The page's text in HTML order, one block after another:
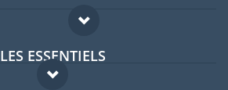
LES ESSENTIELS
Forum expatriés